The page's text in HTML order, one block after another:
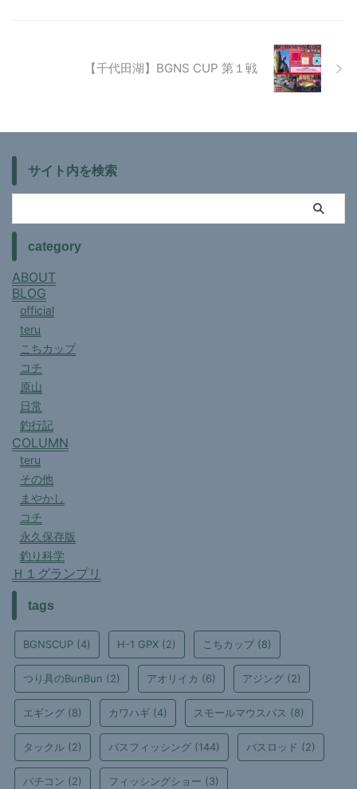
【千代田湖】BGNS CUP 第１戦
サイト内を検索
category
ABOUT
BLOG
official
teru
こちカップ
コチ
原山
日常
釣行記
COLUMN
teru
その他
まやかし
コチ
永久保存版
釣り科学
Ｈ１グランプリ
tags
BGNSCUP (4) H-1 GPX (2) こちカップ (8)
つり具のBunBun (2) アオリイカ (6) アジング (2)
エギング (8) カワハギ (4) スモールマウスバス (8)
タックル (2) バスフィッシング (144) バスロッド (2)
バチコン (2) フィッシングショー (3)